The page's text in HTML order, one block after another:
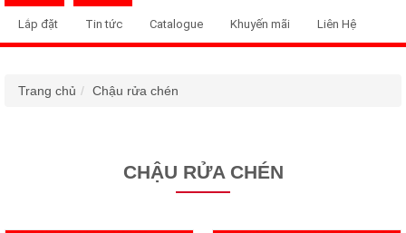
Mục Hiệu
Lắp đặt Tin tức Catalogue Khuyến mãi Liên Hệ
Trang chủ Chậu rửa chén
CHẬU RỬA CHÉN